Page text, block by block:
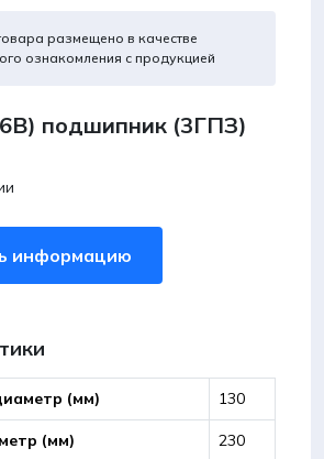
размещено в качестве
ознакомления с продукцией
подшипник (3ГПЗ)
информацию
(мм) 130
(мм) 230